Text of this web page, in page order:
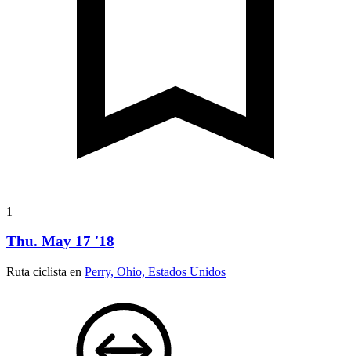
1
Thu. May 17 '18
Ruta ciclista en Perry, Ohio, Estados Unidos